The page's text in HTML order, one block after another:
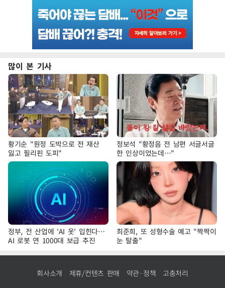
많이 본 기사
황기순 "원정 도박으로 전 재산
잃고 필리핀 도피"
정보석 "황정음 전 남편 서글서글
한 인상이었는데…"
정부, 전 산업에 'AI 옷' 입힌다…
AI 로봇 연 1000대 보급 추진
최준희, 또 성형수술 예고 "짝짝이
눈 탈출"
회사소개 제휴/컨텐츠 판매 약관·정책 고충처리